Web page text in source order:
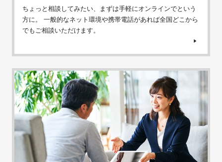
ちょっと相談してみたい、まずは手軽にオンラインでという
方に。 一般的なネット環境や携帯電話があれば全国どこから
でもご相談いただけます。